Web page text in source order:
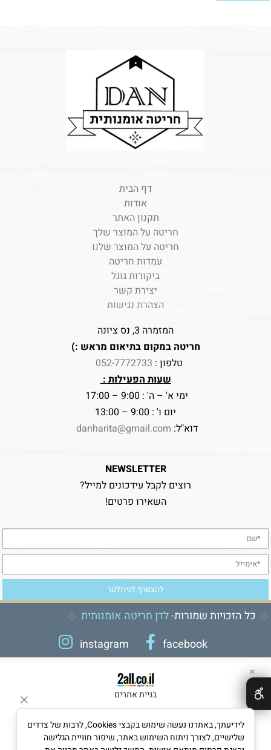
דף הבית
אודות
תקנון האתר
חריטה על המוצר שלך
חריטה על המוצר שלנו
עמדות חריטה
ביקורות גוגל
יצירת קשר
הצהרת נגישות
המזמרה 3, נס ציונה
חריטה במקום בתיאום מראש :)
טלפון : 052-7772733
שעות הפעילות :
ימי א' – ה' : 9:00 – 17:00
יום ו' : 9:00 – 13:00
דוא"ל: danharita@gmail.com
NEWSLETTER
רוצים לקבל עידכונים למייל?
השאירו פרטים!
כל הזכויות שמורות-לדן חריטה אומנותית
instagram
facebook
בניית אתרים
✕
לידיעתך, באתרנו נעשה שימוש בקבצי Cookies, לרבות של צדדים
שלישיים, לצורך ניתוח השימוש באתר, שיפור חוויית הגלישה